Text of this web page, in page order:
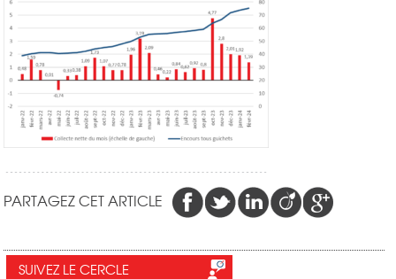
PARTAGEZ CET ARTICLE
SUIVEZ LE CERCLE